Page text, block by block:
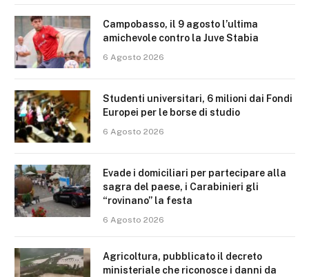
Campobasso, il 9 agosto l’ultima
amichevole contro la Juve Stabia
6 Agosto 2026
Studenti universitari, 6 milioni dai Fondi
Europei per le borse di studio
6 Agosto 2026
Evade i domiciliari per partecipare alla
sagra del paese, i Carabinieri gli
“rovinano” la festa
6 Agosto 2026
Agricoltura, pubblicato il decreto
ministeriale che riconosce i danni da